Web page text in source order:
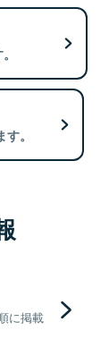
。
に掲載